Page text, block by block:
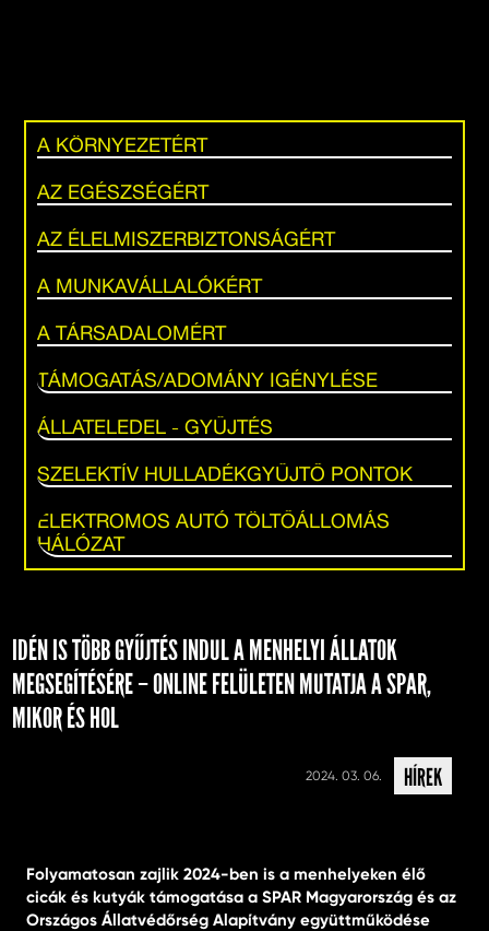
A KÖRNYEZETÉRT
AZ EGÉSZSÉGÉRT
AZ ÉLELMISZERBIZTONSÁGÉRT
A MUNKAVÁLLALÓKÉRT
A TÁRSADALOMÉRT
TÁMOGATÁS/ADOMÁNY IGÉNYLÉSE
ÁLLATELEDEL - GYŰJTÉS
SZELEKTÍV HULLADÉKGYŰJTŐ PONTOK
ELEKTROMOS AUTÓ TÖLTŐÁLLOMÁS
HÁLÓZAT
IDÉN IS TÖBB GYŰJTÉS INDUL A MENHELYI ÁLLATOK
MEGSEGÍTÉSÉRE – ONLINE FELÜLETEN MUTATJA A SPAR,
MIKOR ÉS HOL
2024. 03. 06. HÍREK
Folyamatosan zajlik 2024-ben is a menhelyeken élő
cicák és kutyák támogatása a SPAR Magyarország és az
Országos Állatvédőrség Alapítvány együttműködése